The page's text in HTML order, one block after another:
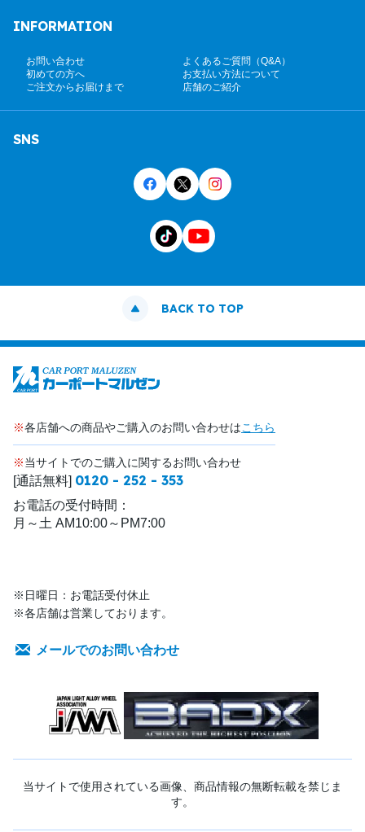
INFORMATION
お問い合わせ
よくあるご質問（Q&A）
初めての方へ
お支払い方法について
ご注文からお届けまで
店舗のご紹介
SNS
BACK TO TOP
※各店舗への商品やご購入のお問い合わせはこちら
※当サイトでのご購入に関するお問い合わせ
[通話無料] 0120 - 252 - 353
お電話の受付時間：
月～土 AM10:00～PM7:00
※日曜日：お電話受付休止
※各店舗は営業しております。
メールでのお問い合わせ
当サイトで使用されている画像、商品情報の無断転載を禁じま
す。